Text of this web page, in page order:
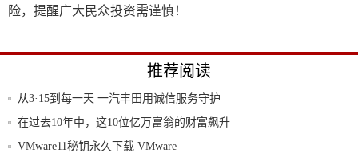
险，提醒广大民众投资需谨慎！
推荐阅读
从3·15到每一天 一汽丰田用诚信服务守护
消
在过去10年中，这10位亿万富翁的财富飙升
了
VMware11秘钥永久下载 VMware